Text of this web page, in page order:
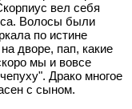
вел себя
Волосы были
по истине
дворе, пап, какие
мы и вовсе
Драко многое
с сыном.